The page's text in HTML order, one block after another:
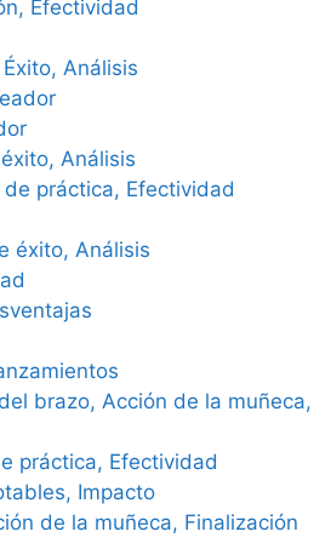
Efectividad
Análisis
Análisis
práctica, Efectividad
éxito, Análisis
brazo, Acción de la muñeca,
práctica, Efectividad
Impacto
de la muñeca, Finalización